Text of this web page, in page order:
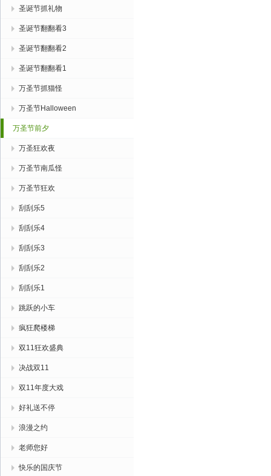
圣诞节抓礼物
圣诞节翻翻看3
圣诞节翻翻看2
圣诞节翻翻看1
万圣节抓猫怪
万圣节Halloween
万圣节前夕
万圣狂欢夜
万圣节南瓜怪
万圣节狂欢
刮刮乐5
刮刮乐4
刮刮乐3
刮刮乐2
刮刮乐1
跳跃的小车
疯狂爬楼梯
双11狂欢盛典
决战双11
双11年度大戏
好礼送不停
浪漫之约
老师您好
快乐的国庆节